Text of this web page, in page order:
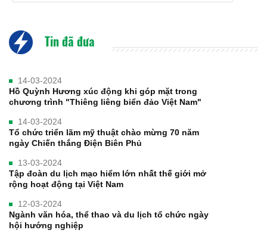
Tin đã đưa
14-03-2024
Hồ Quỳnh Hương xúc động khi góp mặt trong
chương trình "Thiêng liêng biển đảo Việt Nam"
14-03-2024
Tổ chức triển lãm mỹ thuật chào mừng 70 năm
ngày Chiến thắng Điện Biên Phủ
13-03-2024
Tập đoàn du lịch mạo hiểm lớn nhất thế giới mở
rộng hoạt động tại Việt Nam
12-03-2024
Ngành văn hóa, thể thao và du lịch tổ chức ngày
hội hướng nghiệp